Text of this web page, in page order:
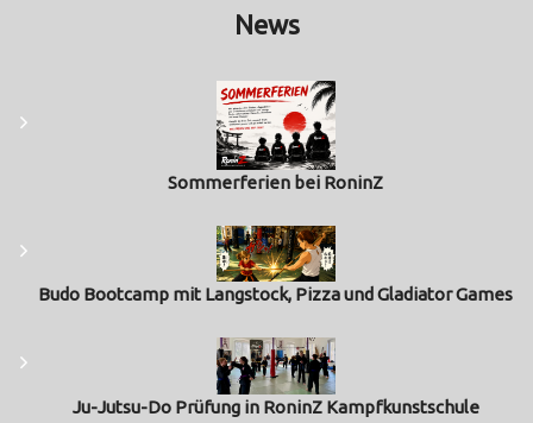
News
Sommerferien bei RoninZ
Budo Bootcamp mit Langstock, Pizza und Gladiator Games
Ju-Jutsu-Do Prüfung in RoninZ Kampfkunstschule